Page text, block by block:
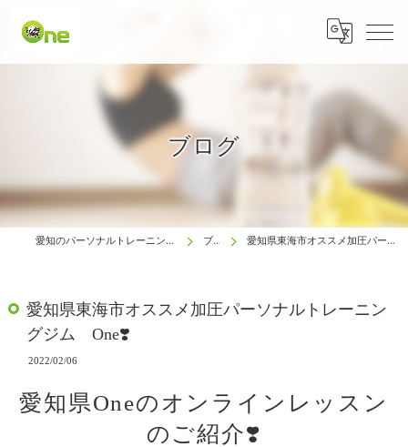
ブログ
愛知のパーソナルトレーニングは生涯動ける体研究所 One ブログ 愛知県東海市オススメ加圧パーソナルトレーニングジム One❣️
愛知県東海市オススメ加圧パーソナルトレーニン
グジム One❣️
2022/02/06
愛知県Oneのオンラインレッスン
のご紹介❣️